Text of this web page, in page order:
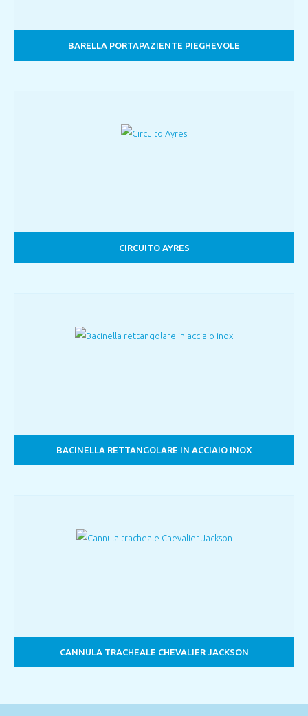
BARELLA PORTAPAZIENTE PIEGHEVOLE
CIRCUITO AYRES
BACINELLA RETTANGOLARE IN ACCIAIO INOX
CANNULA TRACHEALE CHEVALIER JACKSON